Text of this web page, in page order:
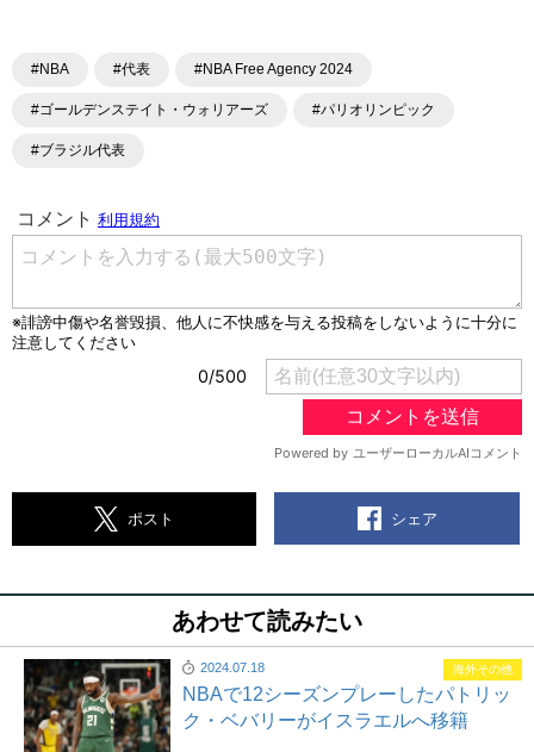
#NBA #代表 #NBA Free Agency 2024
#ゴールデンステイト・ウォリアーズ #パリオリンピック
#ブラジル代表
ポスト シェア
あわせて読みたい
2024.07.18
NBAで12シーズンプレーしたパトリッ
ク・ベバリーがイスラエルへ移籍
海外その他